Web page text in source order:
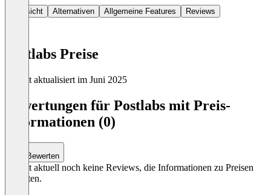
Übersicht Alternativen Allgemeine Features Reviews
Postlabs Preise
Zuletzt aktualisiert im Juni 2025
Bewertungen für Postlabs mit Preis-
Informationen (0)
Bewerten
Es gibt aktuell noch keine Reviews, die Informationen zu Preisen
enthalten.